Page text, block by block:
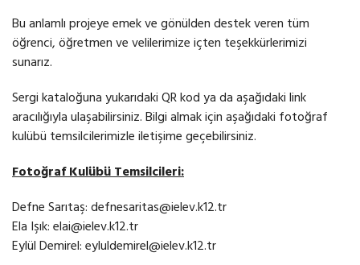
Bu anlamlı projeye emek ve gönülden destek veren tüm
öğrenci, öğretmen ve velilerimize içten teşekkürlerimizi
sunarız.
Sergi kataloğuna yukarıdaki QR kod ya da aşağıdaki link
aracılığıyla ulaşabilirsiniz. Bilgi almak için aşağıdaki fotoğraf
kulübü temsilcilerimizle iletişime geçebilirsiniz.
Fotoğraf Kulübü Temsilcileri:
Defne Sarıtaş: defnesaritas@ielev.k12.tr
Ela Işık: elai@ielev.k12.tr
Eylül Demirel: eyluldemirel@ielev.k12.tr